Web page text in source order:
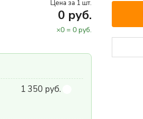
Цена за 1 шт.
0 руб.
×0 = 0 руб.
1 350 руб.